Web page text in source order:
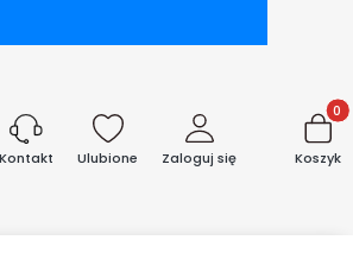
Kontakt Ulubione Zaloguj się Koszyk